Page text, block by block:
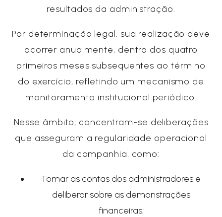
resultados da administração.
Por determinação legal, sua realização deve
ocorrer anualmente, dentro dos quatro
primeiros meses subsequentes ao término
do exercício, refletindo um mecanismo de
monitoramento institucional periódico.
Nesse âmbito, concentram-se deliberações
que asseguram a regularidade operacional
da companhia, como:
Tomar as contas dos administradores e
deliberar sobre as demonstrações
financeiras;